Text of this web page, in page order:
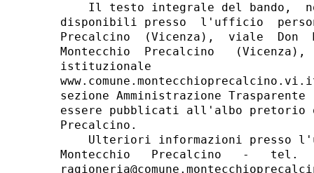
Il testo integrale del bando,
disponibili presso  l'ufficio
Precalcino  (Vicenza),  viale  Don
Montecchio  Precalcino
istituzionale
sezione Amministrazione
essere pubblicati all'albo pretorio
Precalcino.
Ulteriori informazioni presso
Montecchio   Precalcino   -